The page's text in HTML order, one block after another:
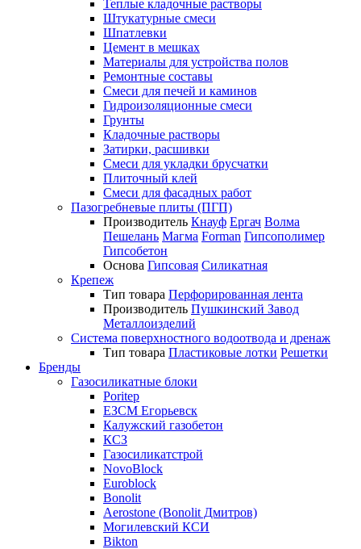
Теплые кладочные растворы
Штукатурные смеси
Шпатлевки
Цемент в мешках
Материалы для устройства полов
Ремонтные составы
Смеси для печей и каминов
Гидроизоляционные смеси
Грунты
Кладочные растворы
Затирки, расшивки
Смеси для укладки брусчатки
Плиточный клей
Смеси для фасадных работ
Пазогребневые плиты (ПГП)
Производитель Кнауф Ергач Волма
Пешелань Магма Forman Гипсополимер
Гипсобетон
Основа Гипсовая Силикатная
Крепеж
Тип товара Перфорированная лента
Производитель Пушкинский Завод
Металлоизделий
Система поверхностного водоотвода и дренаж
Тип товара Пластиковые лотки Решетки
Бренды
Газосиликатные блоки
Poritep
ЕЗСМ Егорьевск
Калужский газобетон
КСЗ
Газосиликатстрой
NovoBlock
Euroblock
Bonolit
Aerostone (Bonolit Дмитров)
Могилевский КСИ
Bikton